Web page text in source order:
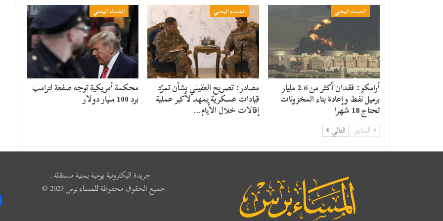
المساء اليمني
أرامكو: فقدان أكثر من 2.6 مليار
برميل نفط وإعادة بناء المخزونات
تحتاج 18 شهرا
المساء اليمني
مصادر: تصريح العقيلي بشأن تمرّد
قيادات عسكرية يمهد لأكبر عملية
إقالات خلال الأيام…
المساء اليمني
محكمة أمريكية توجه صفعة لترامب
برد 100 مليار دولار
السابق التالي
جريدة اليكترونية يومية يمنية مستقلة..
جميع الحقوق محفوظةللمساء برس